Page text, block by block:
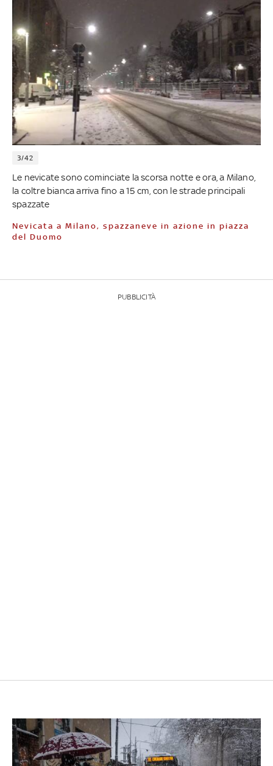
3/42
Le nevicate sono cominciate la scorsa notte e ora, a Milano,
la coltre bianca arriva fino a 15 cm, con le strade principali
spazzate
Nevicata a Milano, spazzaneve in azione in piazza
del Duomo
PUBBLICITÀ